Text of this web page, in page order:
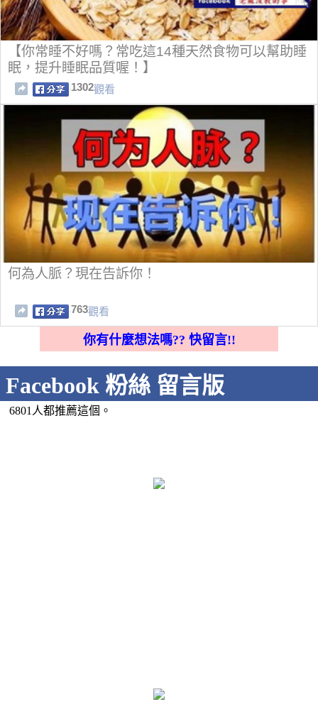
【你常睡不好嗎？常吃這14種天然食物可以幫助睡
眠，提升睡眠品質喔！】
1302觀看
何為人脈？現在告訴你！
763觀看
你有什麼想法嗎?? 快留言!!
Facebook 粉絲 留言版
6801人都推薦這個。